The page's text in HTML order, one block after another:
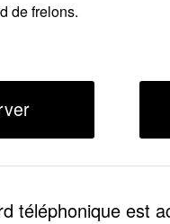
de frelons.
téléphonique est